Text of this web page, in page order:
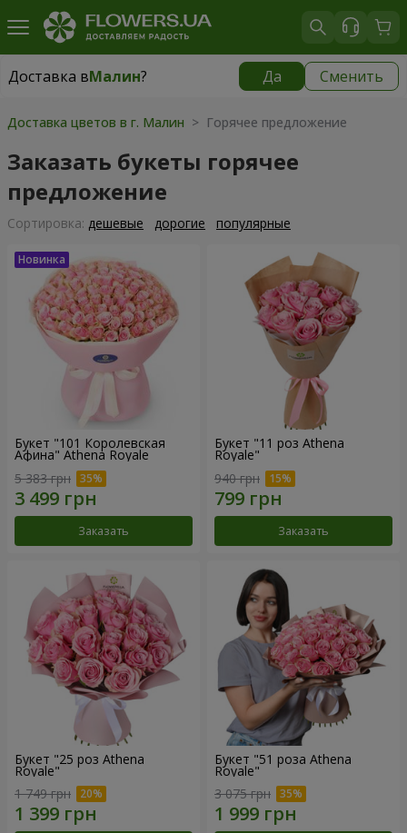
Доставка вМалин? Да Сменить
Доставка вМалин|
Доставка цветов в г. Малин > Горячее предложение
Заказать букеты горячее
предложение
Cортировка: дешевые дорогие популярные
Букет "101 Королевская
Афина" Athena Royale
5 383 грн
Заказать
Букет "11 роз Athena
Royale"
940 грн
Заказать
Букет "25 роз Athena
Royale"
1 749 грн
Букет "51 роза Athena
Royale"
3 075 грн